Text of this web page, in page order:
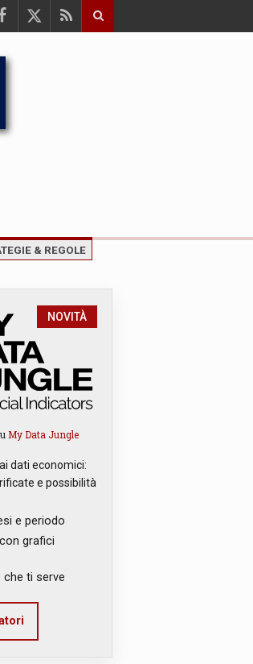
& REGOLE
NOVITÀ
My Data Jungle
dati economici:
e possibilità
e periodo
grafici
che ti serve